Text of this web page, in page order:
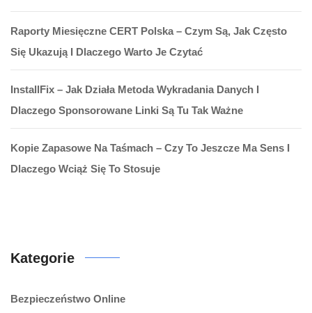
Raporty Miesięczne CERT Polska – Czym Są, Jak Często
Się Ukazują I Dlaczego Warto Je Czytać
InstallFix – Jak Działa Metoda Wykradania Danych I
Dlaczego Sponsorowane Linki Są Tu Tak Ważne
Kopie Zapasowe Na Taśmach – Czy To Jeszcze Ma Sens I
Dlaczego Wciąż Się To Stosuje
Kategorie
Bezpieczeństwo Online